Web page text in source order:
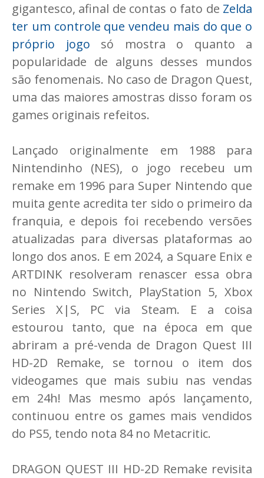
gigantesco, afinal de contas o fato de Zelda
ter um controle que vendeu mais do que o
próprio jogo só mostra o quanto a
popularidade de alguns desses mundos
são fenomenais. No caso de Dragon Quest,
uma das maiores amostras disso foram os
games originais refeitos.
Lançado originalmente em 1988 para
Nintendinho (NES), o jogo recebeu um
remake em 1996 para Super Nintendo que
muita gente acredita ter sido o primeiro da
franquia, e depois foi recebendo versões
atualizadas para diversas plataformas ao
longo dos anos. E em 2024, a Square Enix e
ARTDINK resolveram renascer essa obra
no Nintendo Switch, PlayStation 5, Xbox
Series X|S, PC via Steam. E a coisa
estourou tanto, que na época em que
abriram a pré-venda de Dragon Quest III
HD-2D Remake, se tornou o item dos
videogames que mais subiu nas vendas
em 24h! Mas mesmo após lançamento,
continuou entre os games mais vendidos
do PS5, tendo nota 84 no Metacritic.
DRAGON QUEST III HD-2D Remake revisita